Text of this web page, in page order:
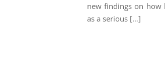
new findings on how
as a serious […]